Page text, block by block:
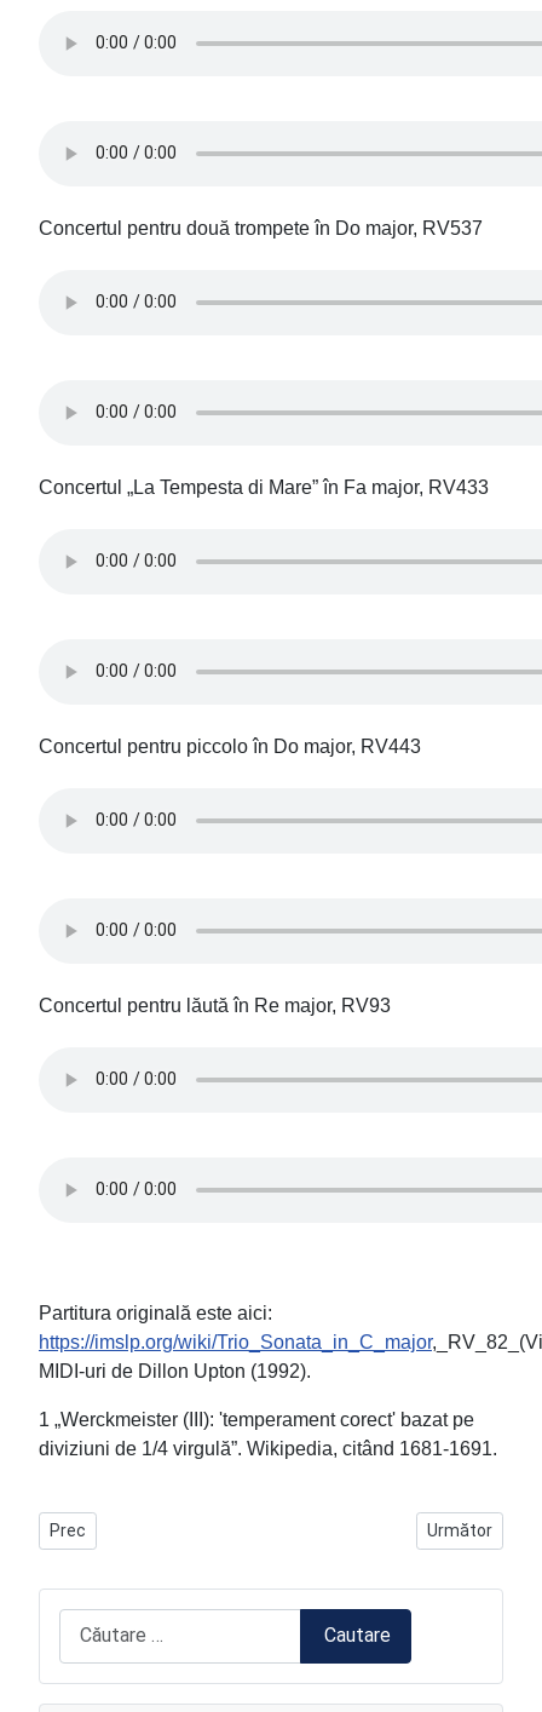
Concertul pentru două trompete în Do major, RV537
Concertul „La Tempesta di Mare” în Fa major, RV433
Concertul pentru piccolo în Do major, RV443
Concertul pentru lăută în Re major, RV93
Partitura originală este aici:
https://imslp.org/wiki/Trio_Sonata_in_C_major
MIDI-uri de Dillon Upton (1992).
1 „Werckmeister (III): 'temperament corect' bazat pe
diviziuni de 1/4 virgulă”. Wikipedia, citând 1681-1691.
Articol precedent: Albeniz-Tarrega-Torroba_ro
Prec Articolul
Următor
Cautare